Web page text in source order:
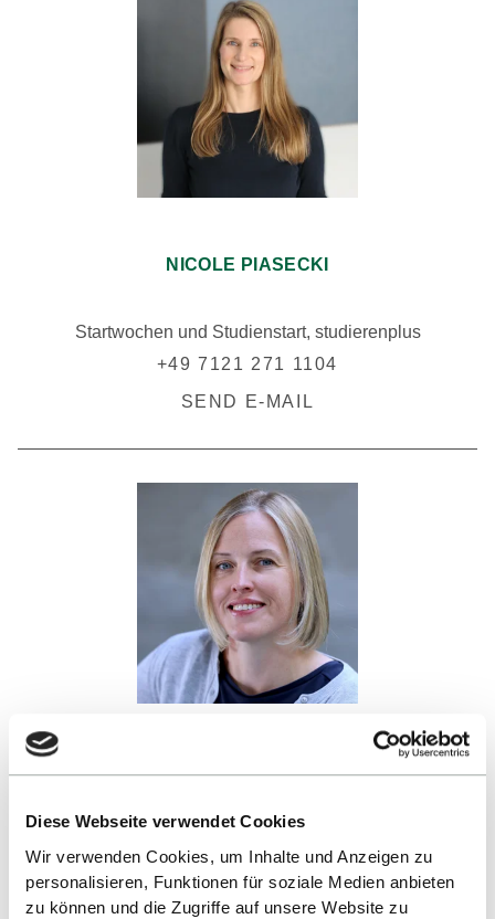
Diese Webseite verwendet Cookies
Wir verwenden Cookies, um Inhalte und Anzeigen zu
personalisieren, Funktionen für soziale Medien anbieten
zu können und die Zugriffe auf unsere Website zu
NICOLE PIASECKI
Startwochen und Studienstart, studierenplus
+49 7121 271 1104
SEND E-MAIL
ANNA GÖDDEKE
+49 7121 271 903102
SEND E-MAIL